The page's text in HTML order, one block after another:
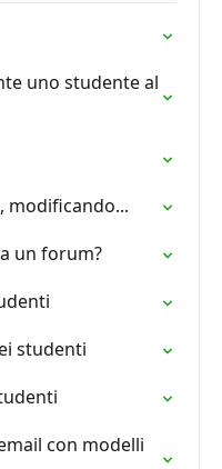
uno studente al
modificando...
un forum?
studenti
con modelli